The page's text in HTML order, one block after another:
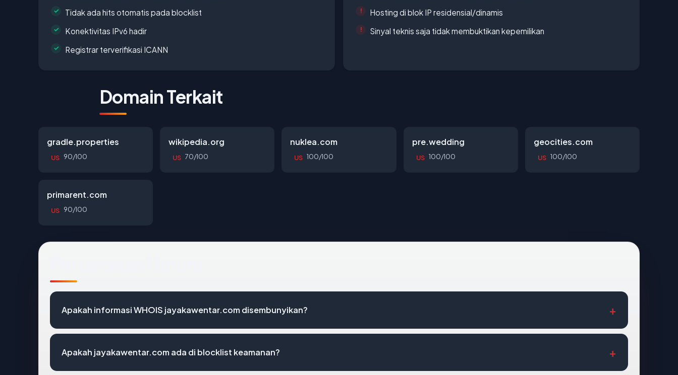
Tidak ada hits otomatis pada blocklist
Konektivitas IPv6 hadir
Registrar terverifikasi ICANN
Hosting di blok IP residensial/dinamis
Sinyal teknis saja tidak membuktikan kepemilikan
Domain Terkait
gradle.properties
US 90/100
wikipedia.org
US 70/100
nuklea.com
US 100/100
pre.wedding
US 100/100
geocities.com
US 100/100
primarent.com
US 90/100
Apakah informasi WHOIS jayakawentar.com disembunyikan?
Apakah jayakawentar.com ada di blocklist keamanan?